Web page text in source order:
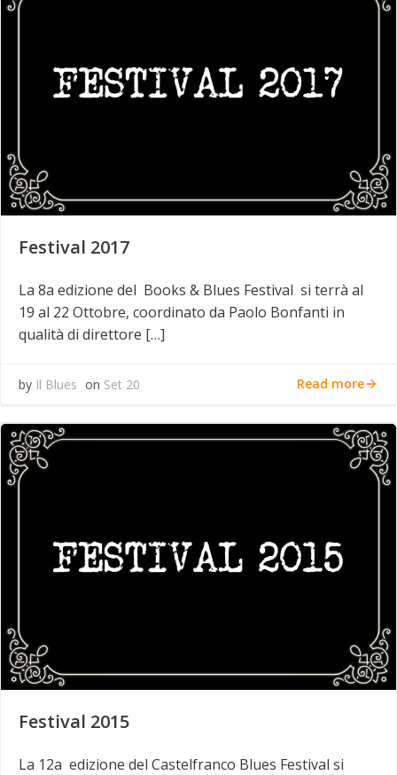
Festival 2017
La 8a edizione del Books & Blues Festival si terrà al
19 al 22 Ottobre, coordinato da Paolo Bonfanti in
qualità di direttore […]
by Il Blues on Set 20 Read more
Festival 2015
La 12a edizione del Castelfranco Blues Festival si